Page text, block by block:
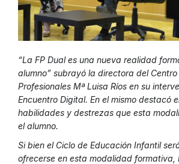
“La FP Dual es una nueva realidad
alumno” subrayó la directora del Centro
Profesionales Mª Luisa Ríos en su
Encuentro Digital. En el mismo destacó
habilidades y destrezas que esta
el alumno.
Si bien el Ciclo de Educación Infantil
ofrecerse en esta modalidad formativa,